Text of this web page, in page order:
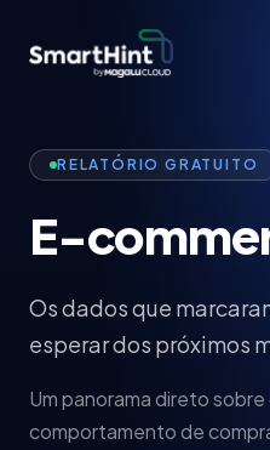
RELATÓRIO GRATUITO
E-
Os dados que
esperar dos próximos
Um panorama direto
comportamento de